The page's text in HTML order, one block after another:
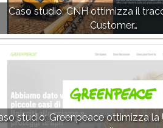
Caso studio: CNH ottimizza il
Customer…
studio: Greenpeace ottimizza la